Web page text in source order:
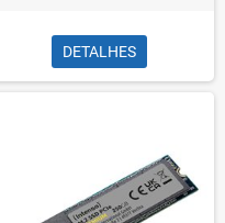
DETALHES